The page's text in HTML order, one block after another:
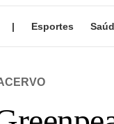
| Esportes